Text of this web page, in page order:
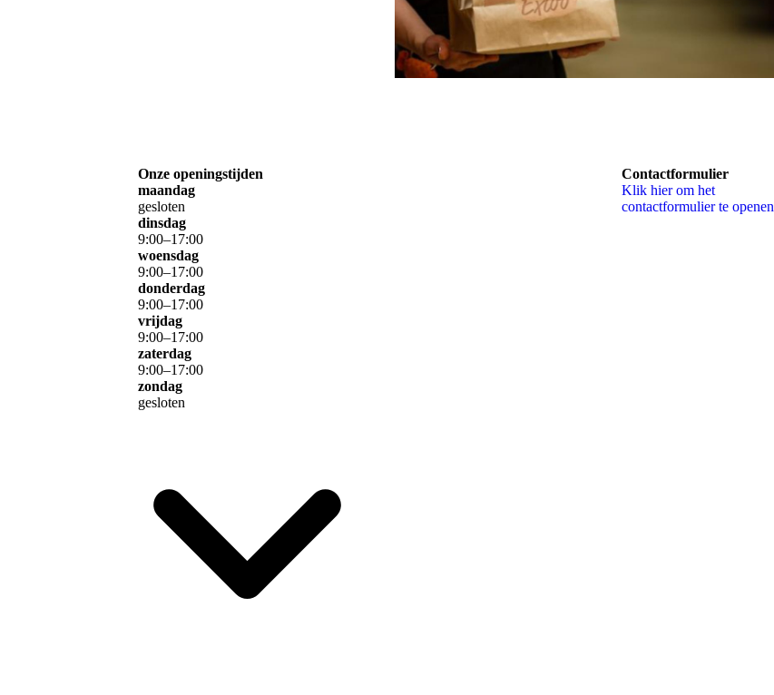
Onze openingstijden
maandag
gesloten
dinsdag
9:00–17:00
woensdag
9:00–17:00
donderdag
9:00–17:00
vrijdag
9:00–17:00
zaterdag
9:00–17:00
zondag
gesloten
Contactformulier
Klik hier om het
contactformulier te openen